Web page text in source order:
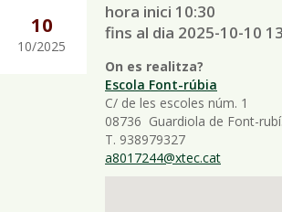
10
10/2025
hora inici 10:30
fins al dia 2025-10-10
On es realitza?
Escola Font-rúbia
C/ de les escoles núm. 1
08736 Guardiola de Font-rubí.
T. 938979327
a8017244@xtec.cat